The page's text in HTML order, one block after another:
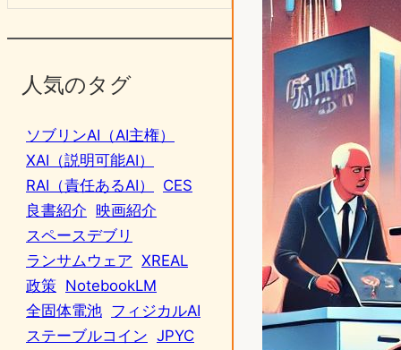
人気のタグ
ソブリンAI（AI主権）
XAI（説明可能AI）
RAI（責任あるAI）
CES
良書紹介 映画紹介
スペースデブリ
ランサムウェア XREAL
政策 NotebookLM
全固体電池 フィジカルAI
ステーブルコイン JPYC